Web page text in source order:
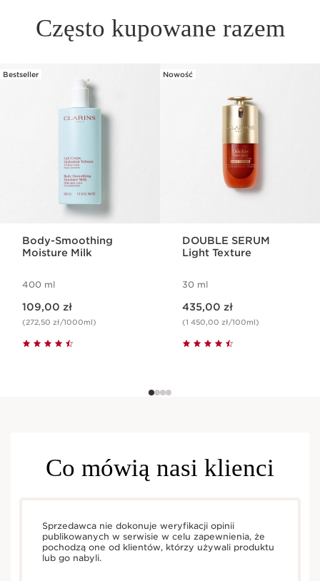
Często kupowane razem
PRZEJDŹ DO TREŚCI
Bestseller
Body-Smoothing
Moisture Milk
400 ml
109,00 zł
(272,50 zł/1000ml)
Nowość
DOUBLE SERUM
Light Texture
30 ml
435,00 zł
(1 450,00 zł/100ml)
Co mówią nasi klienci
Sprzedawca nie dokonuje weryfikacji opinii
publikowanych w serwisie w celu zapewnienia, że
pochodzą one od klientów, którzy używali produktu
lub go nabyli.